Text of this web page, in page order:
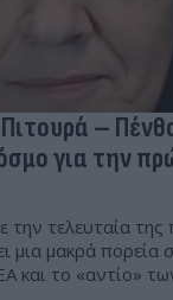
–
για την
τελευταία της
μια μακρά
και το «αντίο»